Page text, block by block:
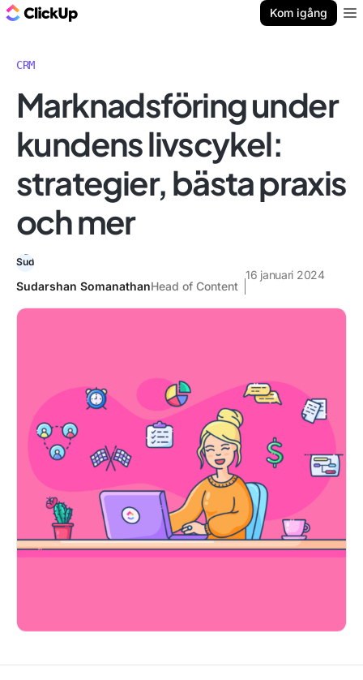
Kom igång
CRM
Marknadsföring under
kundens livscykel:
strategier, bästa praxis
och mer
Sudarshan SomanathanHead of Content
16 januari 2024